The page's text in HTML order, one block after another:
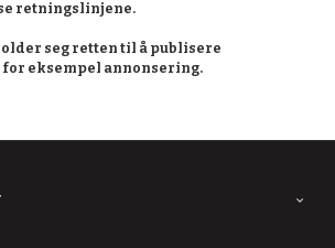
retningslinjene.
seg retten til å publisere
eksempel annonsering.